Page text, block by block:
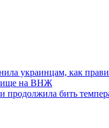
украинцам, как
на ВНЖ
продолжила бить